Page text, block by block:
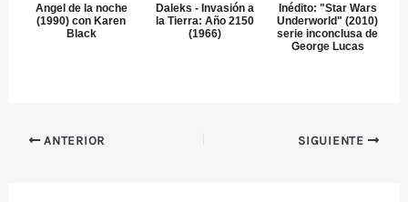
Angel de la noche
(1990) con Karen
Black
Daleks - Invasión a
la Tierra: Año 2150
(1966)
Inédito: "Star Wars
Underworld" (2010)
serie inconclusa de
George Lucas
ANTERIOR SIGUIENTE